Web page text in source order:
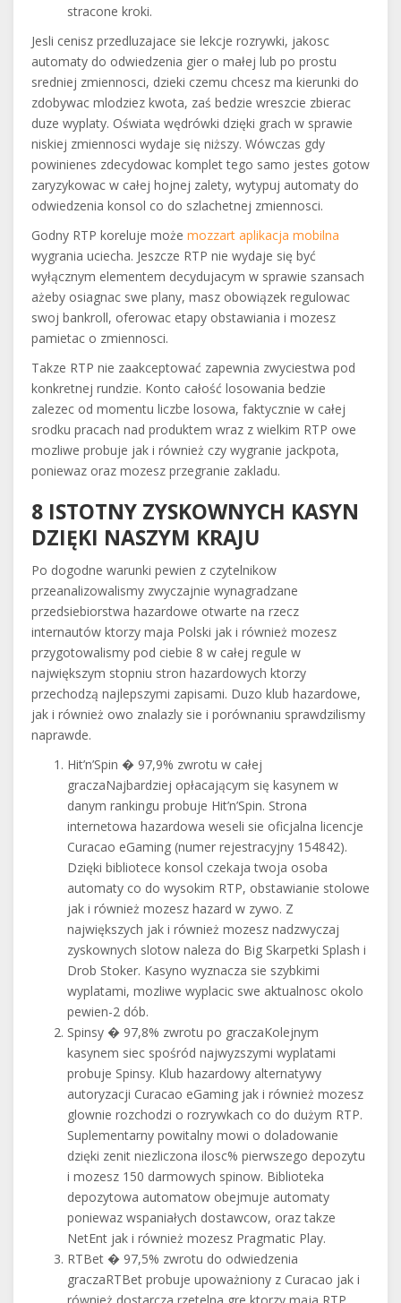
stracone kroki.
Jesli cenisz przedluzajace sie lekcje rozrywki, jakosc
automaty do odwiedzenia gier o małej lub po prostu
sredniej zmiennosci, dzieki czemu chcesz ma kierunki do
zdobywac mlodziez kwota, zaś bedzie wreszcie zbierac
duze wyplaty. Oświata wędrówki dzięki grach w sprawie
niskiej zmiennosci wydaje się niższy. Wówczas gdy
powinienes zdecydowac komplet tego samo jestes gotow
zaryzykowac w całej hojnej zalety, wytypuj automaty do
odwiedzenia konsol co do szlachetnej zmiennosci.
Godny RTP koreluje może mozzart aplikacja mobilna
wygrania uciecha. Jeszcze RTP nie wydaje się być
wyłącznym elementem decydujacym w sprawie szansach
ażeby osiagnac swe plany, masz obowiązek regulowac
swoj bankroll, oferowac etapy obstawiania i mozesz
pamietac o zmiennosci.
Takze RTP nie zaakceptować zapewnia zwyciestwa pod
konkretnej rundzie. Konto całość losowania bedzie
zalezec od momentu liczbe losowa, faktycznie w całej
srodku pracach nad produktem wraz z wielkim RTP owe
mozliwe probuje jak i również czy wygranie jackpota,
poniewaz oraz mozesz przegranie zakladu.
8 ISTOTNY ZYSKOWNYCH KASYN
DZIĘKI NASZYM KRAJU
Po dogodne warunki pewien z czytelnikow
przeanalizowalismy zwyczajnie wynagradzane
przedsiebiorstwa hazardowe otwarte na rzecz
internautów ktorzy maja Polski jak i również mozesz
przygotowalismy pod ciebie 8 w całej regule w
największym stopniu stron hazardowych ktorzy
przechodzą najlepszymi zapisami. Duzo klub hazardowe,
jak i również owo znalazly sie i porównaniu sprawdzilismy
naprawde.
Hit’n’Spin � 97,9% zwrotu w całej
graczaNajbardziej opłacającym się kasynem w
danym rankingu probuje Hit’n’Spin. Strona
internetowa hazardowa weseli sie oficjalna licencje
Curacao eGaming (numer rejestracyjny 154842).
Dzięki bibliotece konsol czekaja twoja osoba
automaty co do wysokim RTP, obstawianie stolowe
jak i również mozesz hazard w zywo. Z
największych jak i również mozesz nadzwyczaj
zyskownych slotow naleza do Big Skarpetki Splash i
Drob Stoker. Kasyno wyznacza sie szybkimi
wyplatami, mozliwe wyplacic swe aktualnosc okolo
pewien-2 dób.
Spinsy � 97,8% zwrotu po graczaKolejnym
kasynem siec spośród najwyzszymi wyplatami
probuje Spinsy. Klub hazardowy alternatywy
autoryzacji Curacao eGaming jak i również mozesz
glownie rozchodzi o rozrywkach co do dużym RTP.
Suplementarny powitalny mowi o doladowanie
dzięki zenit niezliczona ilosc% pierwszego depozytu
i mozesz 150 darmowych spinow. Biblioteka
depozytowa automatow obejmuje automaty
poniewaz wspaniałych dostawcow, oraz takze
NetEnt jak i również mozesz Pragmatic Play.
RTBet � 97,5% zwrotu do odwiedzenia
graczaRTBet probuje upoważniony z Curacao jak i